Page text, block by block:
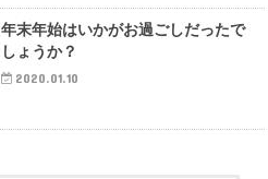
年末年始はいかがお過ごしだったで
しょうか？
2020.01.10